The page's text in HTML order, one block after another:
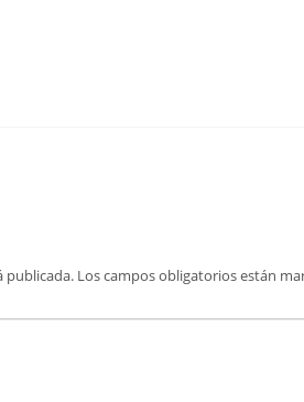
publicada. Los campos obligatorios están